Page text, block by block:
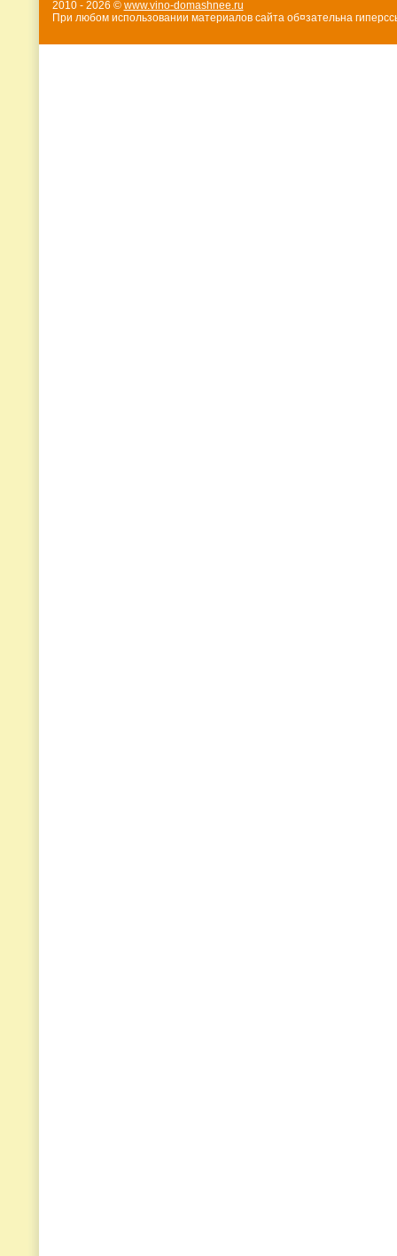
2010 - 2026 © www.vino-domashnee.ru
При любом использовании материалов сайта об¤зательна